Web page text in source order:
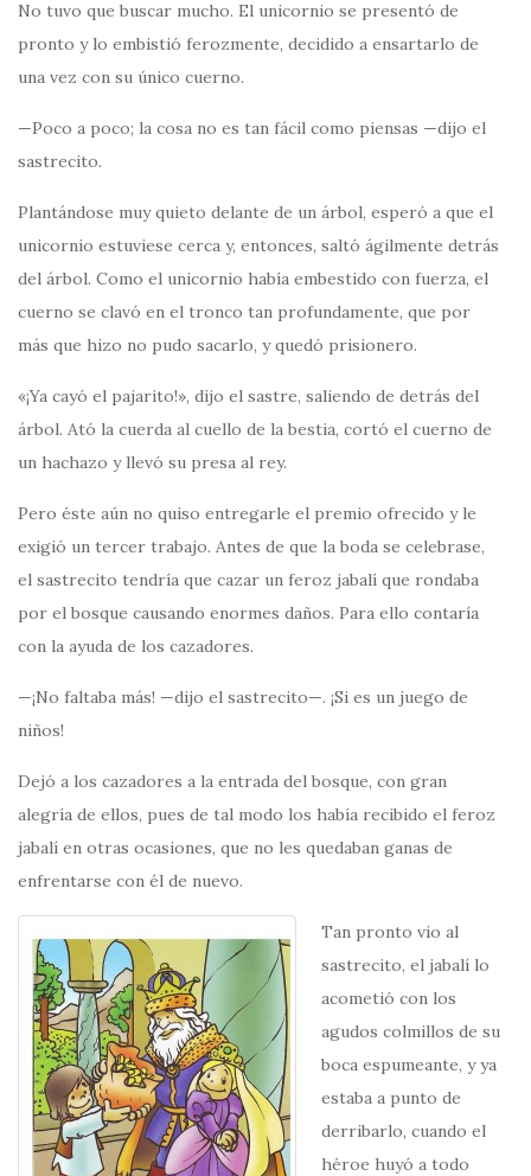
No tuvo que buscar mucho. El unicornio se presentó de
pronto y lo embistió ferozmente, decidido a ensartarlo de
una vez con su único cuerno.
—Poco a poco; la cosa no es tan fácil como piensas —dijo el
sastrecito.
Plantándose muy quieto delante de un árbol, esperó a que el
unicornio estuviese cerca y, entonces, saltó ágilmente detrás
del árbol. Como el unicornio había embestido con fuerza, el
cuerno se clavó en el tronco tan profundamente, que por
más que hizo no pudo sacarlo, y quedó prisionero.
«¡Ya cayó el pajarito!», dijo el sastre, saliendo de detrás del
árbol. Ató la cuerda al cuello de la bestia, cortó el cuerno de
un hachazo y llevó su presa al rey.
Pero éste aún no quiso entregarle el premio ofrecido y le
exigió un tercer trabajo. Antes de que la boda se celebrase,
el sastrecito tendría que cazar un feroz jabalí que rondaba
por el bosque causando enormes daños. Para ello contaría
con la ayuda de los cazadores.
—¡No faltaba más! —dijo el sastrecito—. ¡Si es un juego de
niños!
Dejó a los cazadores a la entrada del bosque, con gran
alegría de ellos, pues de tal modo los había recibido el feroz
jabalí en otras ocasiones, que no les quedaban ganas de
enfrentarse con él de nuevo.
Tan pronto vio al
sastrecito, el jabalí lo
acometió con los
agudos colmillos de su
boca espumeante, y ya
estaba a punto de
derribarlo, cuando el
héroe huyó a todo